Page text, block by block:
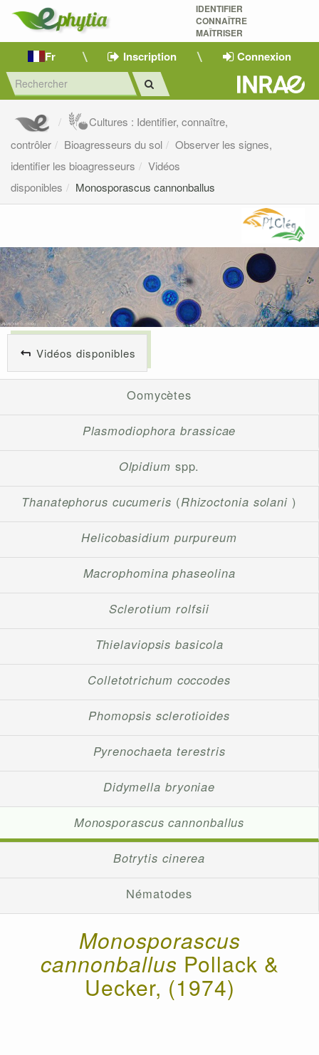
IDENTIFIER
CONNAÎTRE
MAÎTRISER
Fr Inscription Connexion
Cultures : Identifier, connaître,
contrôler
Bioagresseurs du sol
Observer les signes,
identifier les bioagresseurs
Vidéos
disponibles
Monosporascus cannonballus
Vidéos disponibles
Oomycètes
Plasmodiophora brassicae
Olpidium spp.
Thanatephorus cucumeris (Rhizoctonia solani )
Helicobasidium purpureum
Macrophomina phaseolina
Sclerotium rolfsii
Thielaviopsis basicola
Colletotrichum coccodes
Phomopsis sclerotioides
Pyrenochaeta terestris
Didymella bryoniae
Monosporascus cannonballus
Botrytis cinerea
Nématodes
Monosporascus
cannonballus Pollack &
Uecker, (1974)